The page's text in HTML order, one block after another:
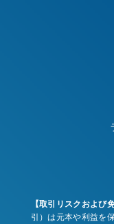
【取引リスクおよび
引）は元本や利益を